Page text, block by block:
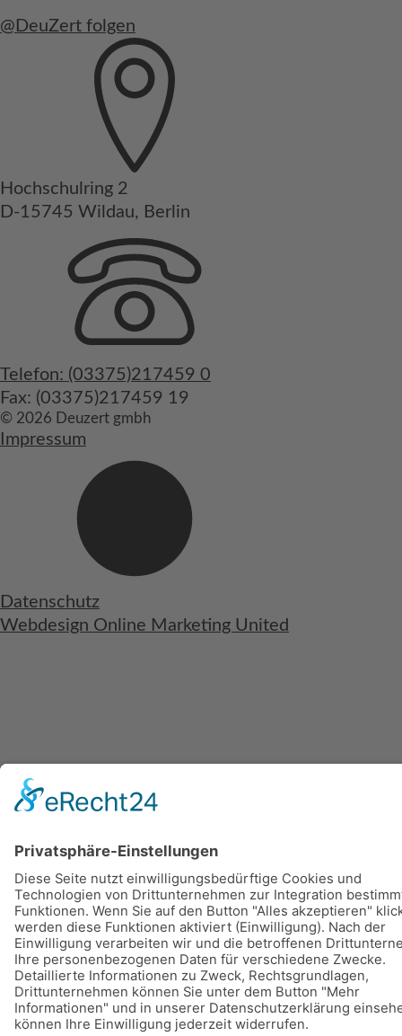
@DeuZert folgen
Hochschulring 2
D-15745 Wildau, Berlin
Telefon: (03375)217459 0
Fax: (03375)217459 19
© 2026 Deuzert gmbh
Impressum
Datenschutz
Webdesign Online Marketing United